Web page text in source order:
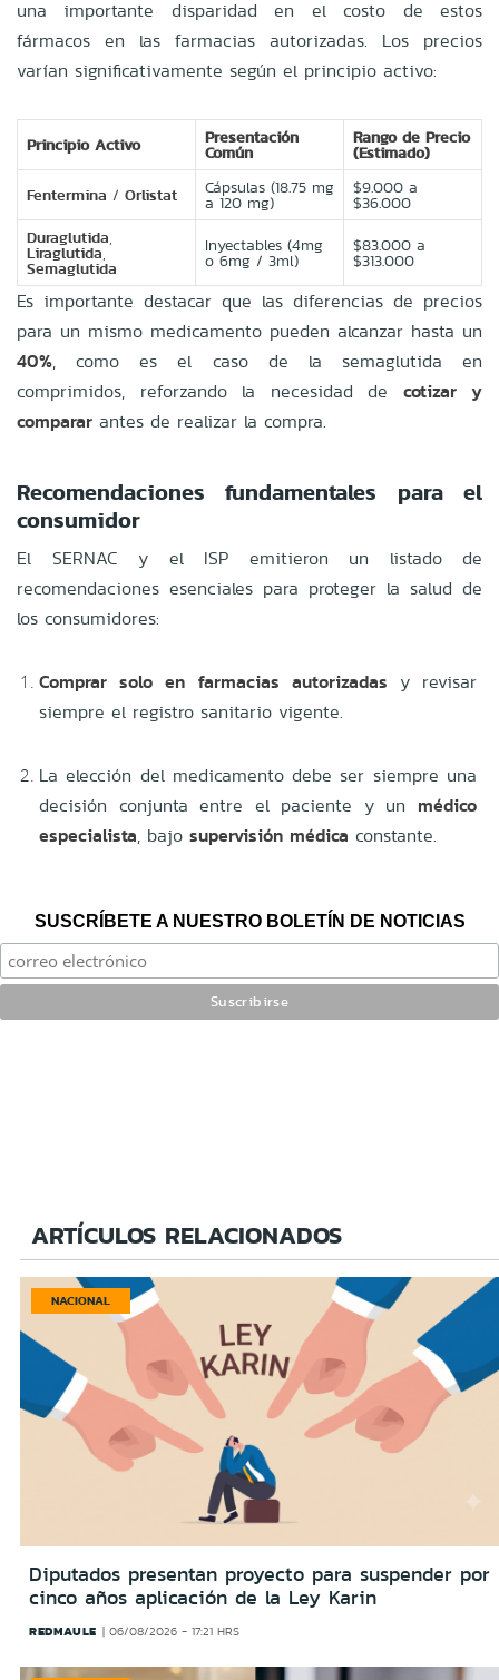
una importante disparidad en el costo de estos
fármacos en las farmacias autorizadas. Los precios
varían significativamente según el principio activo:
Principio Activo Presentación
Común
Rango de Precio
(Estimado)
Fentermina / Orlistat Cápsulas (18.75 mg
a 120 mg)
$9.000 a
$36.000
Duraglutida
Liraglutida
Semaglutida
Inyectables (4mg
o 6mg / 3ml)
$83.000 a
$313.000
Es importante destacar que las diferencias de precios
para un mismo medicamento pueden alcanzar hasta un
40%, como es el caso de la semaglutida en
comprimidos, reforzando la necesidad de cotizar y
comparar antes de realizar la compra.
Recomendaciones fundamentales para el
consumidor
El SERNAC y el ISP emitieron un listado de
recomendaciones esenciales para proteger la salud de
los consumidores:
Comprar solo en farmacias autorizadas y revisar
siempre el registro sanitario vigente.
La elección del medicamento debe ser siempre una
decisión conjunta entre el paciente y un médico
especialista, bajo supervisión médica constante.
SUSCRÍBETE A NUESTRO BOLETÍN DE NOTICIAS
ARTÍCULOS RELACIONADOS
NACIONAL
Diputados presentan proyecto para suspender por
cinco años aplicación de la Ley Karin
REDMAULE 06/08/2026 - 17:21 HRS